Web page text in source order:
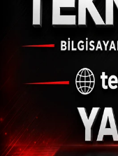
Cuma namazı
bıçaklandı